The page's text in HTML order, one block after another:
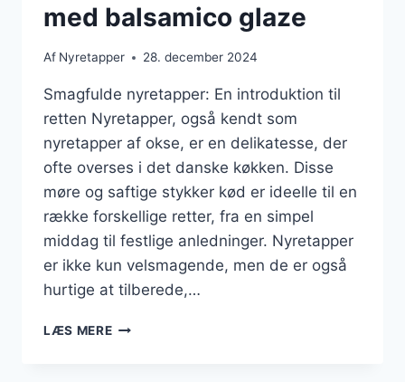
med balsamico glaze
Af Nyretapper 28. december 2024
Smagfulde nyretapper: En introduktion til
retten Nyretapper, også kendt som
nyretapper af okse, er en delikatesse, der
ofte overses i det danske køkken. Disse
møre og saftige stykker kød er ideelle til en
række forskellige retter, fra en simpel
middag til festlige anledninger. Nyretapper
er ikke kun velsmagende, men de er også
hurtige at tilberede,…
LÆS MERESMAGFULDE